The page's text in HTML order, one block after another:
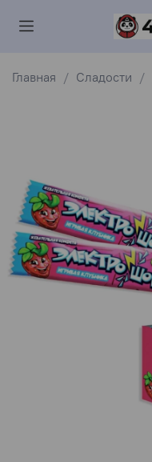
Главная Сладости